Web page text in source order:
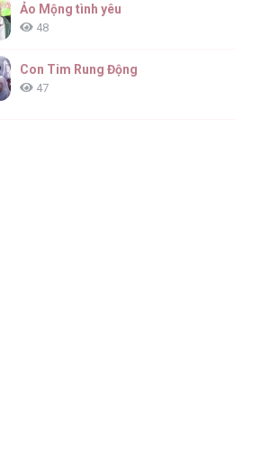
Ảo Mộng tình yêu
48
Con Tim Rung Động
47